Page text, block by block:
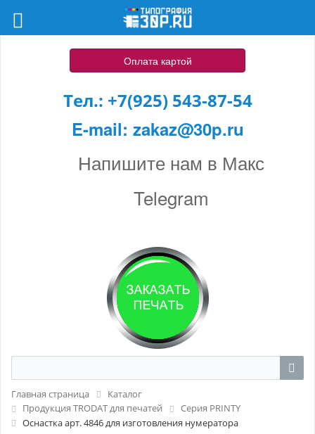
Оплата картой
Тел.: +7(925) 543-87-54
E-mail: zakaz@30p.ru
Напишите нам в Макс
Telegram
Главная страница
Каталог
Продукция TRODAT для печатей
Серия PRINTY
Оснастка арт. 4846 для изготовления нумератора